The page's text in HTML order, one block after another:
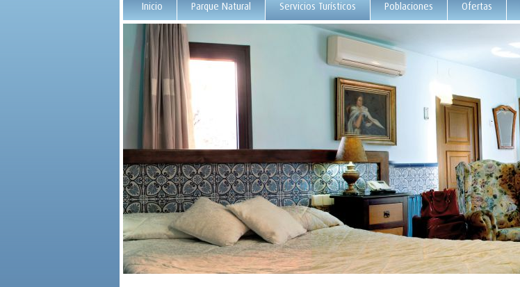
Inicio Parque Natural Servicios Turísticos Poblaciones Ofertas